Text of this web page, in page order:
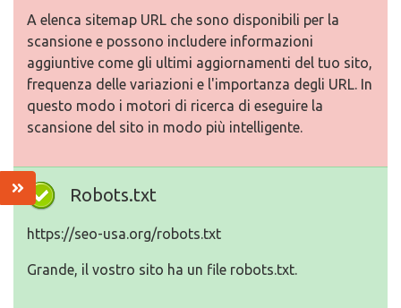
A elenca sitemap URL che sono disponibili per la
scansione e possono includere informazioni
aggiuntive come gli ultimi aggiornamenti del tuo sito,
frequenza delle variazioni e l'importanza degli URL. In
questo modo i motori di ricerca di eseguire la
scansione del sito in modo più intelligente.
Robots.txt
https://seo-usa.org/robots.txt
Grande, il vostro sito ha un file robots.txt.